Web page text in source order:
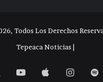
Todos Los Derechos
Tepeaca Noticias |
YouTubeApple